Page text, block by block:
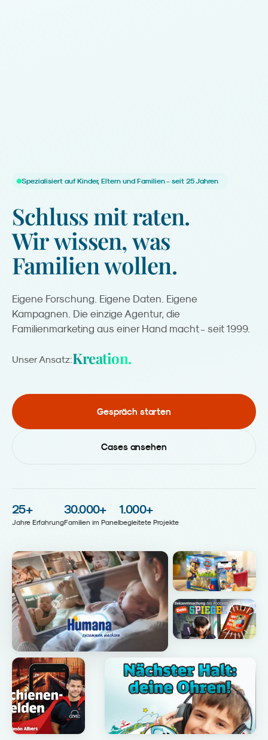
Spezialisiert auf Kinder, Eltern und Familien - seit 25 Jahren
Schlussmitraten.
Wirwissen,was
Familienwollen.
Eigene Forschung. Eigene Daten. Eigene
Kampagnen. Die einzige Agentur, die
Familienmarketing aus einer Hand macht - seit 1999.
Unser Ansatz:Kreation.
Gespräch starten
Cases ansehen
25+
Jahre Erfahrung
30.000+
Familien im Panel
1.000+
begleitete Projekte